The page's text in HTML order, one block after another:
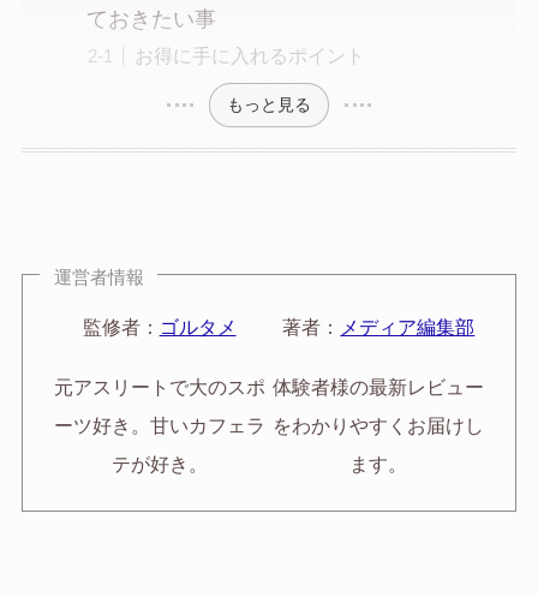
ておきたい事
お得に手に入れるポイント
もっと見る
運営者情報
監修者： ゴルタメ
元アスリートで大のスポ
ーツ好き。甘いカフェラ
テが好き。
著者： メディア編集部
体験者様の最新レビュー
をわかりやすくお届けし
ます。